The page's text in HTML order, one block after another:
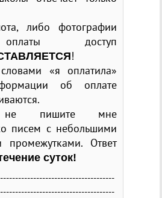
либо фотографии
доступ
!
«я оплатила»
об оплате
не пишите мне
писем с небольшими
промежутками. Ответ
суток!